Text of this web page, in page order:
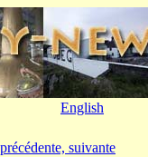
English
précédente, suivante